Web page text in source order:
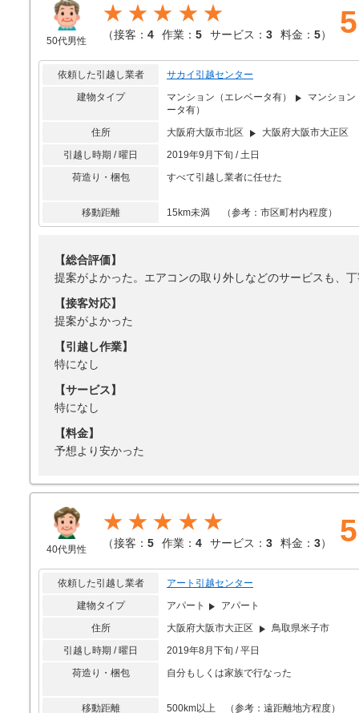
50代男性
★★★★★
（接客： 4 作業： 5 サービス： 3 料金： 5） 5
依頼した引越し業者
サカイ引越センター
建物タイプ
マンション（エレベータ有）
マンション
ータ有）
住所
大阪府大阪市北区
大阪府大阪市大正区
引越し時期 / 曜日
2019年9月下旬 / 土日
荷造り・梱包
すべて引越し業者に任せた
移動距離 15km未満 （参考：市区町村内程度）
【総合評価】
提案がよかった。エアコンの取り外しなどのサービスも、
【接客対応】
提案がよかった
【引越し作業】
特になし
【サービス】
特になし
【料金】
予想より安かった
40代男性
★★★★★
（接客： 5 作業： 4 サービス： 3 料金： 3） 5
依頼した引越し業者
アート引越センター
建物タイプ
アパート
アパート
住所
大阪府大阪市大正区
鳥取県米子市
引越し時期 / 曜日
2019年8月下旬 / 平日
荷造り・梱包
自分もしくは家族で行なった
移動距離 500km以上 （参考：遠距離地方程度）